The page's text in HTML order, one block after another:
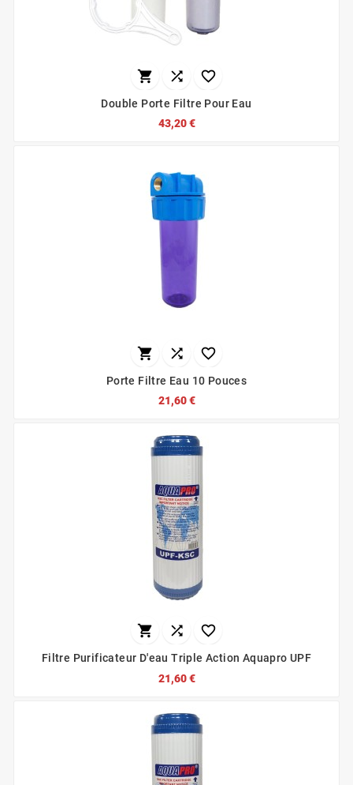
  
Double Porte Filtre Pour Eau
43,20 €
  
Porte Filtre Eau 10 Pouces
21,60 €
  
Filtre Purificateur D'eau Triple Action Aquapro UPF
21,60 €